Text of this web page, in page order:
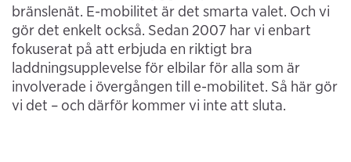
bränslenät. E-mobilitet är det smarta valet. Och vi
gör det enkelt också. Sedan 2007 har vi enbart
fokuserat på att erbjuda en riktigt bra
laddningsupplevelse för elbilar för alla som är
involverade i övergången till e-mobilitet. Så här gör
vi det – och därför kommer vi inte att sluta.